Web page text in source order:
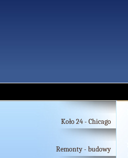
Koło 24 - Chicago
Remonty - budowy